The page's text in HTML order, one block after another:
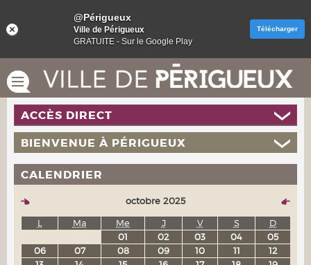
ACCÈS DIRECT
BIENVENUE À PÉRIGUEUX
CALENDRIER
octobre 2025
L
Ma Me J V S
D
01
02 03 04
05
06
07 08 09 10 11
12
@Périgueux
Ville de Périgueux
GRATUITE - Sur le Google Play
Télécharger